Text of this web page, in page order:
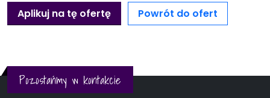
Aplikuj na tę ofertę Powrót do ofert
Pozostańmy w kontakcie